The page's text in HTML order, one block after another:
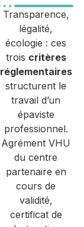
Transparence,
légalité,
écologie : ces
trois critères
réglementaires
structurent le
travail d’un
épaviste
professionnel.
Agrément VHU
du centre
partenaire en
cours de
validité,
certificat de